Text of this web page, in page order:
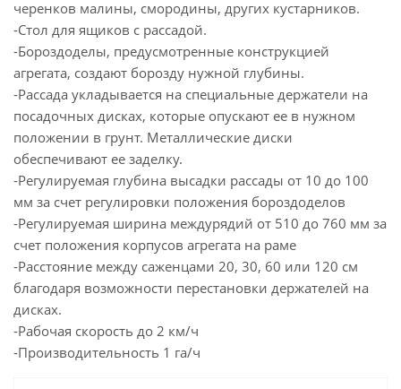
черенков малины, смородины, других кустарников.
-Стол для ящиков с рассадой.
-Бороздоделы, предусмотренные конструкцией
агрегата, создают борозду нужной глубины.
-Рассада укладывается на специальные держатели на
посадочных дисках, которые опускают ее в нужном
положении в грунт. Металлические диски
обеспечивают ее заделку.
-Регулируемая глубина высадки рассады от 10 до 100
мм за счет регулировки положения бороздоделов
-Регулируемая ширина междурядий от 510 до 760 мм за
счет положения корпусов агрегата на раме
-Расстояние между саженцами 20, 30, 60 или 120 см
благодаря возможности перестановки держателей на
дисках.
-Рабочая скорость до 2 км/ч
-Производительность 1 га/ч